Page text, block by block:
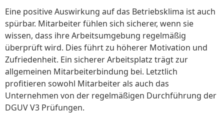
Eine positive Auswirkung auf das Betriebsklima ist auch
spürbar. Mitarbeiter fühlen sich sicherer, wenn sie
wissen, dass ihre Arbeitsumgebung regelmäßig
überprüft wird. Dies führt zu höherer Motivation und
Zufriedenheit. Ein sicherer Arbeitsplatz trägt zur
allgemeinen Mitarbeiterbindung bei. Letztlich
profitieren sowohl Mitarbeiter als auch das
Unternehmen von der regelmäßigen Durchführung der
DGUV V3 Prüfungen.